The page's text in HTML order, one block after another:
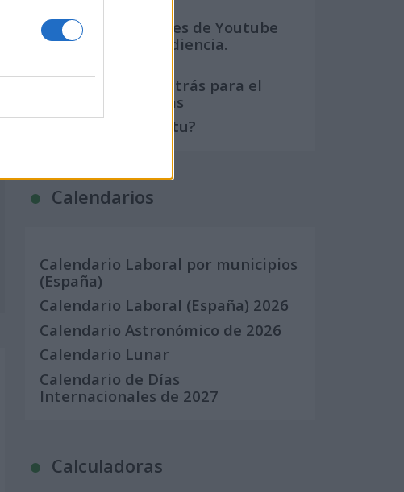
Los mejores canales de Youtube
según nuestra audiencia.
Crea una cuenta atrás para el
evento que quieras
¿Qué día crearías tu?
Calendarios
Calendario Laboral por municipios
(España)
Calendario Laboral (España) 2026
Calendario Astronómico de 2026
Calendario Lunar
Calendario de Días
Internacionales de 2027
Calculadoras